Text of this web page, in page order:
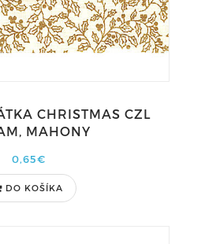
CHRISTMAS CZL
MAHONY
0,65€
DO KOŠÍKA